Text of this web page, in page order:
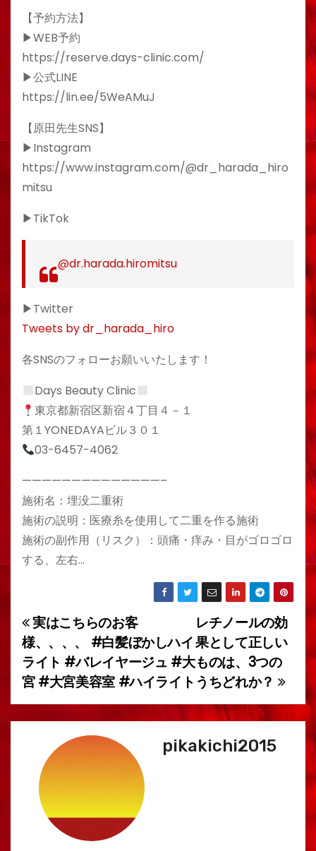
【予約方法】
▶︎WEB予約
https://reserve.days-clinic.com/
▶︎公式LINE
https://lin.ee/5WeAMuJ
【原田先生SNS】
▶︎Instagram
https://www.instagram.com/@dr_harada_hiro
mitsu
▶︎TikTok
@dr.harada.hiromitsu
▶︎Twitter
Tweets by dr_harada_hiro
各SNSのフォローお願いいたします！
Days Beauty Clinic
東京都新宿区新宿４丁目４－１
第１YONEDAYAビル３０１
03-6457-4062
——————————————–
施術名：埋没二重術
施術の説明：医療糸を使用して二重を作る施術
施術の副作用（リスク）：頭痛・痒み・目がゴロゴロ
する、左右…
投
稿
ナ
ビ
ー
シ
レチノールの効
果として正しい
ものは、3つの
うちどれか？
実はこちらのお客
様、、、、 #白髪ぼかしハイ
ライト #バレイヤージュ #大
宮 #大宮美容室 #ハイライト
pikakichi2015